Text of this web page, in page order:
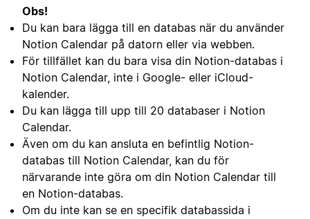
Obs!
Du kan bara lägga till en databas när du använder
Notion Calendar på datorn eller via webben.
För tillfället kan du bara visa din Notion-databas i
Notion Calendar, inte i Google- eller iCloud-
kalender.
Du kan lägga till upp till 20 databaser i Notion
Calendar.
Även om du kan ansluta en befintlig Notion-
databas till Notion Calendar, kan du för
närvarande inte göra om din Notion Calendar till
en Notion-databas.
Om du inte kan se en specifik databassida i